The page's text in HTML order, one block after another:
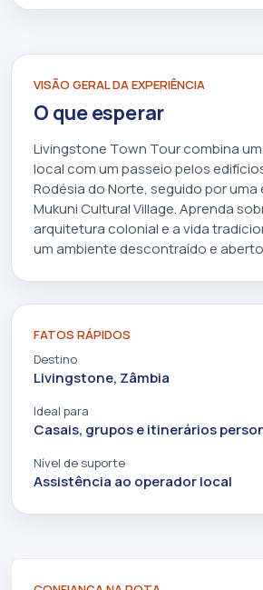
VISÃO GERAL DA EXPERIÊNCIA
O que esperar
Livingstone Town Tour combina
local com um passeio pelos
Rodésia do Norte, seguido por uma
Mukuni Cultural Village. Aprenda
arquitetura colonial e a vida
um ambiente descontraído e aberto
FATOS RÁPIDOS
Destino
Livingstone, Zâmbia
Ideal para
Casais, grupos e itinerários
Nível de suporte
Assistência ao operador local